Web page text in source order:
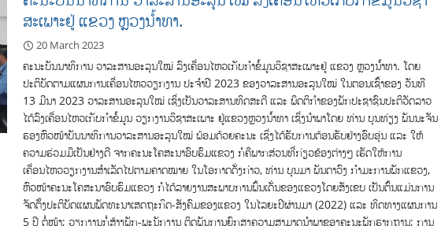
ສະເພາະຢູ່ ແຂວງ ຫຼວງນ້ຳທາ.
20 March 2023
ຄະນະບັນນາທິການ ວາລະສານອະລຸນໃໝ່ ລົງເຄື່ອນໄຫວເກັບກຳຂໍ້ມູນວິຊາສະເພາະຢູ່ ແຂວງ ຫຼວງນ້ຳທາ. ໂດຍ
ປະຕິບັດຕາມແຜນການເຄື່ອນໄຫວວຽກງານ ປະຈຳປີ 2023 ຂອງວາລະສານອະລຸນໃໝ່ ໃນຕອນເຊົ້າຂອງ ວັນທີ
13 ມີນາ 2023 ວາລະສານອະລຸນໃໝ່ ເຊິ່ງເປັນວາລະສານທິດສະດີ ແລະ ພຶດຕິກຳຂອງພັກປະຊາຊົນປະຕິວັດລາວ
ໄດ້ລົງເຄື່ອນໄຫວເກັບກຳຂໍ້ມູນ ວຽກງານວິຊາສະເພາະ ຢູ່ແຂວງຫຼວງນ້ຳທາ ເຊິ່ງນຳພາໂດຍ ທ່ານ ບຸນທ່ຽງ ພັນນະຈັນ
ຮອງຫົວໜ້າບັນນາທິການວາລະສານອະລຸນໃໝ່ ພ້ອມດ້ວຍຄະນະ ເຊິ່ງໄດ້ຮັບການຕ້ອນຮັບຢ່າງອົບອຸ່ນ ແລະ ໃຫ້
ຄວາມຮ່ວມມືເປັນຢ່າງດີ ຈາກຄະນະໂຄສະນາອົບຮົມແຂວງ ກໍຄືພາກສ່ວນທີ່ກ່ຽວຂ້ອງຕ່າງໆ ເຮັດໃຫ້ການ
ເຄື່ອນໄຫວວຽກງານສຳເລັດໄປຕາມຄາດໝາຍ ໃນໂອກາດດັ່ງກ່າວ, ທ່ານ ບຸນມາ ພັນດາວົງ ກຳມະການພັກແຂວງ,
ຫົວໜ້າຄະນະໂຄສະນາອົບຮົມແຂວງ ກໍໄດ້ລາຍງານສະພາບການພົ້ນເດັ່ນຂອງແຂວງໂດຍສັງເຂບ ເປັນຕົ້ນແມ່ນການ
ຈັດຕັ້ງປະຕິບັດແຜນພັດທະນາເສດຖະກິດ-ສັງຄົມຂອງແຂວງ ໃນໄລຍະປີຜ່ານມາ (2022) ແລະ ທິດທາງແຜນການ
5 ປີ ຕໍ່ໜ້າ; ວຽກງານກໍ່ສ້າງພັກ-ພະນັກງານ ຕິດພັນການຍົກສູງຄວາມສາມາດນຳພາຂອງຄະນະພັກຮາກຖານ; ການ